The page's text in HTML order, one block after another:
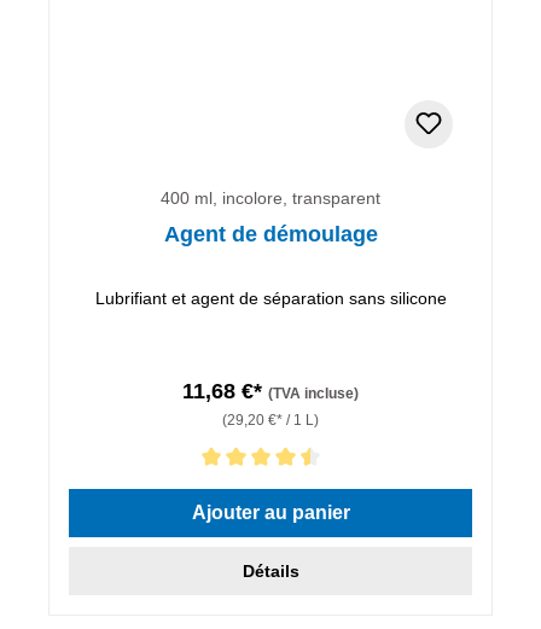
400 ml, incolore, transparent
Agent de démoulage
Lubrifiant et agent de séparation sans silicone
11,68 €* (TVA incluse)
(29,20 €* / 1 L)
Note moyenne de 4.5 sur 5 étoiles
Ajouter au panier
Détails